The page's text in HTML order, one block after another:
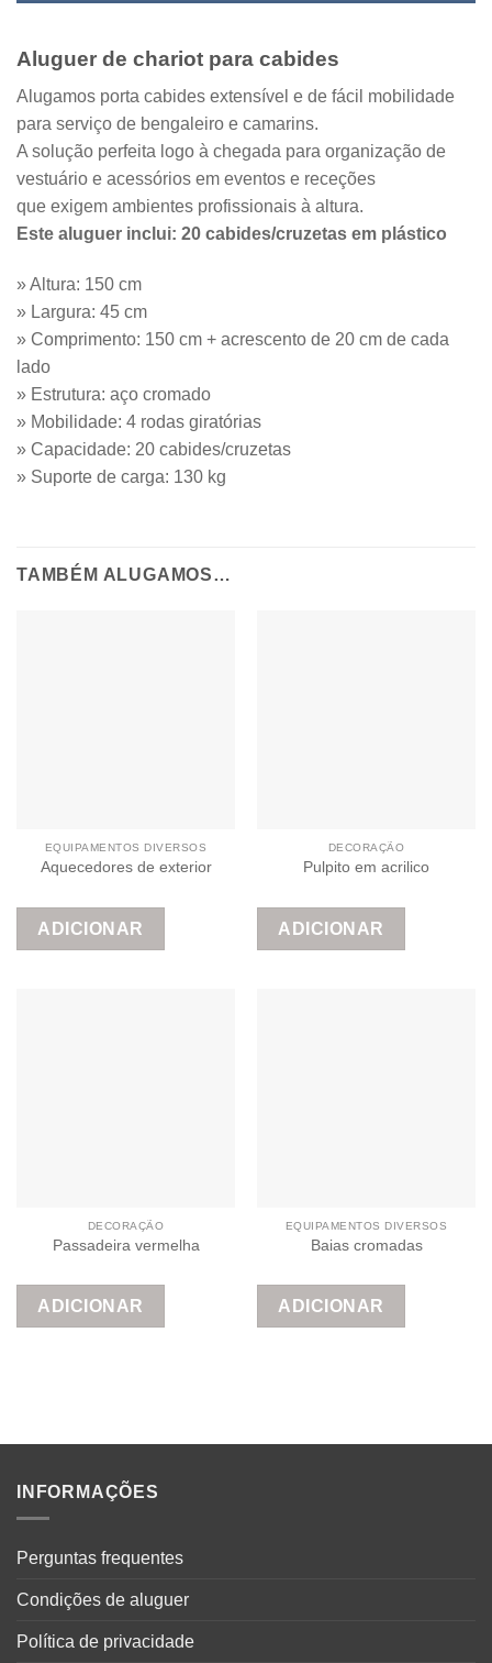
Aluguer de chariot para cabides
Alugamos porta cabides extensível e de fácil mobilidade
para serviço de bengaleiro e camarins.
A solução perfeita logo à chegada para organização de
vestuário e acessórios em eventos e receções
que exigem ambientes profissionais à altura.
Este aluguer inclui: 20 cabides/cruzetas em plástico
» Altura: 150 cm
» Largura: 45 cm
» Comprimento: 150 cm + acrescento de 20 cm de cada
lado
» Estrutura: aço cromado
» Mobilidade: 4 rodas giratórias
» Capacidade: 20 cabides/cruzetas
» Suporte de carga: 130 kg
TAMBÉM ALUGAMOS…
EQUIPAMENTOS DIVERSOS
Aquecedores de exterior
ADICIONAR
DECORAÇÃO
Pulpito em acrilico
ADICIONAR
DECORAÇÃO
Passadeira vermelha
ADICIONAR
EQUIPAMENTOS DIVERSOS
Baias cromadas
ADICIONAR
INFORMAÇÕES
Perguntas frequentes
Condições de aluguer
Política de privacidade